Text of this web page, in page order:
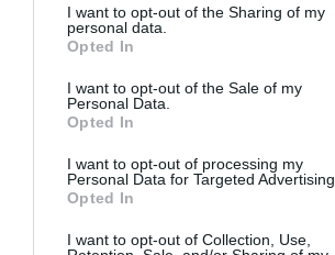
not limited to your visit or usage behaviour.
grant or deny consent to Google and its
use your data for below specified purposes
consent section.
I want to opt-out of the Sharing of my
personal data.
Opted In
I want to opt-out of the Sale of my
Personal Data.
Opted In
I want to opt-out of processing my
Personal Data for Targeted Advertising.
Opted In
I want to opt-out of Collection, Use,
4. Να γίνουν άμεσα
προσλήψεις προσωπικού,
νοσοκομείου.
ΑΠΑΙΤΟΥΜΕ ΕΚΤΑΚΤΩΣ
πολιτική απόφαση του